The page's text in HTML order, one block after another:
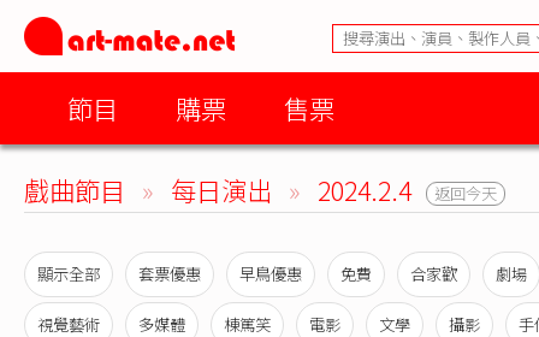
節目 購票 售票
戲曲節目 » 每日演出 » 2024.2.4 返回今天
顯示全部 套票優惠 早鳥優惠 免費 合家歡 劇場
視覺藝術 多媒體 棟篤笑 電影 文學 攝影 手